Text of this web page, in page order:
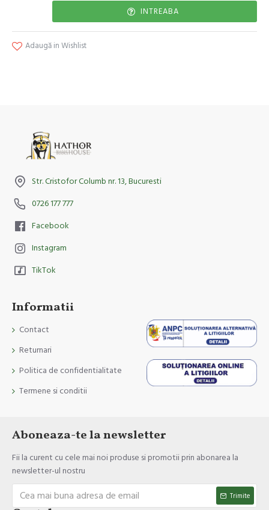
INTREABA
Adaugă in Wishlist
Str. Cristofor Columb nr. 13, Bucuresti
0726 177 777
Facebook
Instagram
TikTok
Informatii
Contact
Returnari
Politica de confidentialitate
Termene si conditii
Aboneaza-te la newsletter
Fii la curent cu cele mai noi produse si promotii prin abonarea la
newsletter-ul nostru
Trimite